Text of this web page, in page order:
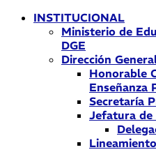
INSTITUCIONAL
Ministerio de
DGE
Dirección
Honorable
Enseñanza
Secretaría
Jefatura de